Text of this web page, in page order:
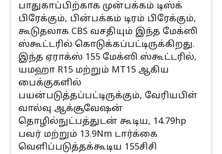
பாதுகாப்பிற்காக முன்பக்கம் டிஸ்க்
பிரேக்கும், பின்பக்கம் டிரம் பிரேக்கும்,
கூடுதலாக CBS வசதியும் இந்த மேக்ஸி
ஸ்கூட்டரில் கொடுக்கப்பட்டிருக்கிறது.
இந்த ஏராக்ஸ் 155 மேக்ஸி ஸ்கூட்டரில்,
யமஹா R15 மற்றும் MT15 ஆகிய
பைக்குகளில்
பயன்படுத்தப்பட்டிருக்கும், வேரியபிள்
வால்வு ஆக்சூவேஷன்
தொழில்நுட்பத்துடன் கூடிய, 14.79hp
பவர் மற்றும் 13.9Nm டார்க்கை
வெளிப்படுத்தக்கூடிய 155சிசி